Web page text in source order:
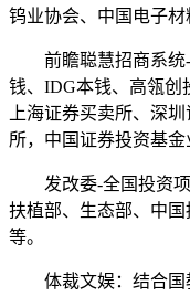
钨业协会、中国电子材
前瞻聪慧招商系统-
钱、IDG本钱、高瓴创
上海证券买卖所、深
所，中国证券投资基金
发改委-全国投资项
扶植部、生态部、中
等。
体裁文娱：结合国